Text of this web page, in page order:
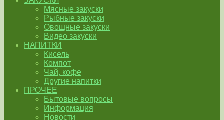
Мясные закуски
Рыбные закуски
Овощные закуски
Видео закуски
НАПИТКИ
Кисель
Компот
Чай, кофе
Другие напитки
ПРОЧЕЕ
Бытовые вопросы
Информация
Новости